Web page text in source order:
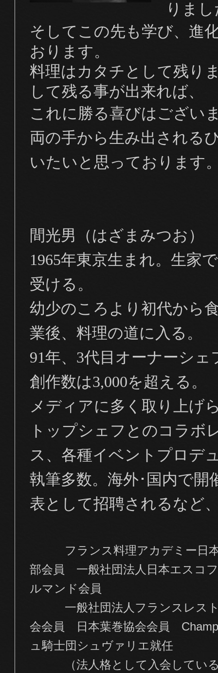
りま
そしてこの先も学び、進
おります。
料理はカタチとして残り
して残る事が出来れば、
これに勝る喜びはござい
両の手から生み出される
いたいと思っております
間光男（はざまみつお）
1965年東京生まれ。生家
受ける。
幼少のころより初代から
業後、料理の道に入る。
91年、 3代目オーナーシェ
創作数は3,000を超える。
メディアに多く取り上げ
トップシェフとのコラボ
ス、各種イベントプロデ
執筆多数。海外･国内で開
表として招聘されるなど
フランス料理アカデミー日本
部会員 一般社団法人日本エスコ
ルマンド会員
一般社団法人フランスレスト
会会員 日本葉巻協会会員
ュ騎士団シュヴァリエ就任
（法人格として入会している